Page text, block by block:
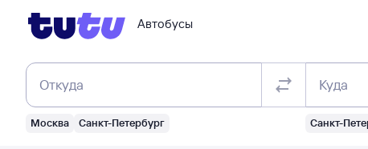
Автобусы
Откуда
Москва Санкт-Петербург
Куда
Санкт-